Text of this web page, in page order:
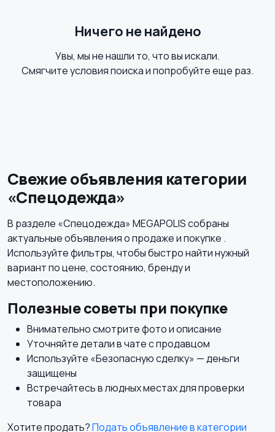
Рубашки Свитеры и толстовки
Другое
Ничего не найдено
Увы, мы не нашли то, что вы искали.
Смягчите условия поиска и попробуйте еще раз.
Свежие объявления категории
«Спецодежда»
В разделе «Спецодежда» MEGAPOLIS собраны
актуальные объявления о продаже и покупке .
Используйте фильтры, чтобы быстро найти нужный
вариант по цене, состоянию, бренду и
местоположению.
Полезные советы при покупке
Внимательно смотрите фото и описание
Уточняйте детали в чате с продавцом
Используйте «Безопасную сделку» — деньги
защищены
Встречайтесь в людных местах для проверки
товара
Хотите продать?Подать объявление в категории